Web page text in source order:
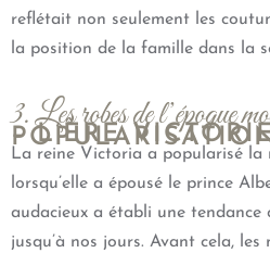
reflétait non seulement les
la position de la famille dans la
3. Les robes de l’époque
– L’ÈRE
La reine Victoria a popularisé la
lorsqu’elle a épousé le prince
audacieux a établi une tendance
jusqu’à nos jours. Avant cela,